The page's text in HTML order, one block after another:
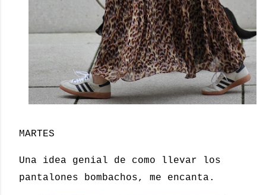
MARTES
Una idea genial de como llevar los
pantalones bombachos, me encanta.